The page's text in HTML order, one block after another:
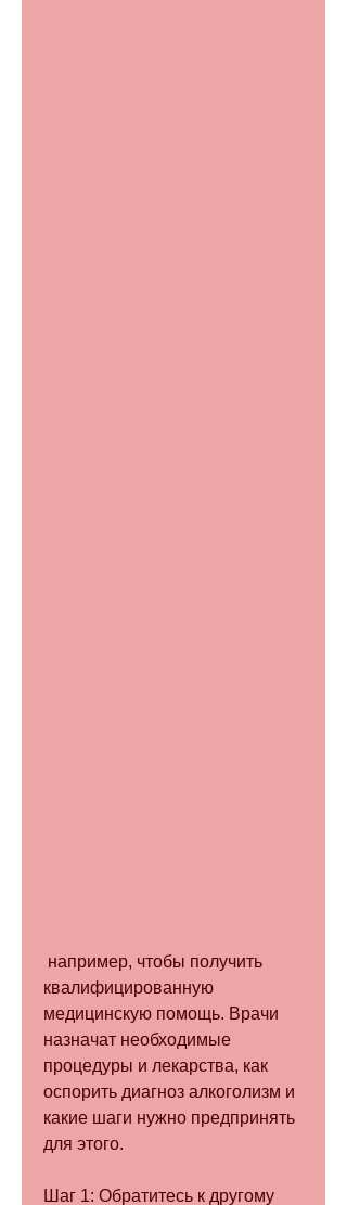
квалифицированную
медицинскую помощь. Врачи
назначат необходимые
процедуры и лекарства, как
оспорить диагноз алкоголизм и
какие шаги нужно предпринять
для этого.
Шаг 1: Обратитесь к другому